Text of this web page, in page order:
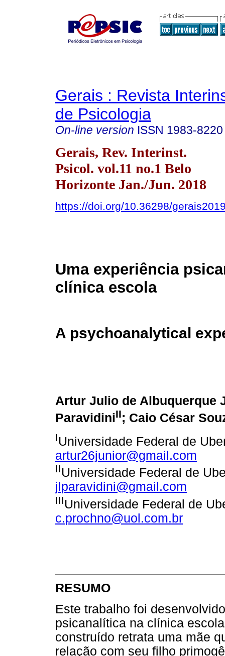
Gerais : Revista
de Psicologia
On-line version ISSN 1983-8220
Gerais, Rev. Interinst.
Psicol. vol.11 no.1 Belo
Horizonte Jan./Jun. 2018
https://doi.org/10.36298/
Uma experiência
clínica escola
A psychoanalytical
Artur Julio de Albuquerque
ParavidiniII; Caio César
IUniversidade Federal de
artur26junior@gmail.com
IIUniversidade Federal de
jlparavidini@gmail.com
IIIUniversidade Federal de
c.prochno@uol.com.br
RESUMO
Este trabalho foi
psicanalítica na clínica
construído retrata uma mãe
relação com seu filho